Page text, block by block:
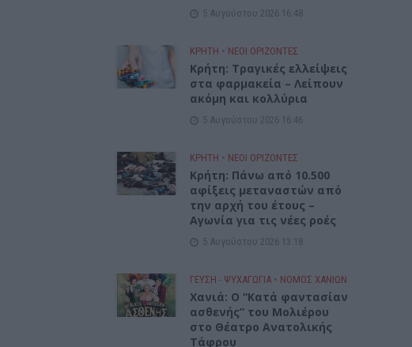
5 Αυγούστου 2026 16:48
ΚΡΗΤΗ • ΝΕΟΙ ΟΡΙΖΟΝΤΕΣ
Κρήτη: Τραγικές ελλείψεις
στα φαρμακεία – Λείπουν
ακόμη και κολλύρια
5 Αυγούστου 2026 16:46
ΚΡΗΤΗ • ΝΕΟΙ ΟΡΙΖΟΝΤΕΣ
Κρήτη: Πάνω από 10.500
αφίξεις μεταναστών από
την αρχή του έτους –
Αγωνία για τις νέες ροές
5 Αυγούστου 2026 13:18
ΓΕΎΣΗ - ΨΥΧΑΓΩΓΊΑ • ΝΟΜΌΣ ΧΑΝΊΩΝ
Χανιά: Ο “Κατά φαντασίαν
ασθενής” του Μολιέρου
στο Θέατρο Ανατολικής
Τάφρου